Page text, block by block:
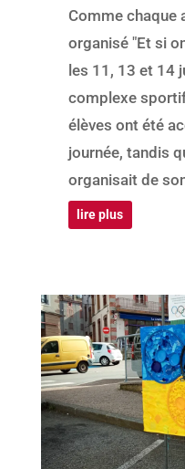
Comme chaque
organisé "Et si
les 11, 13 et 14
complexe
élèves ont été
journée, tandis
organisait de
lire plus